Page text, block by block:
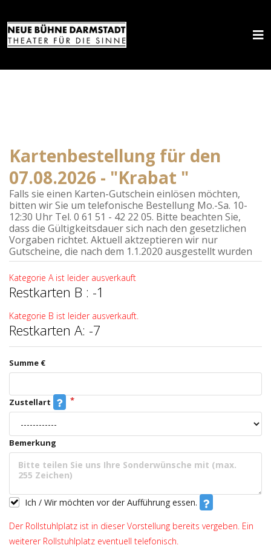
Kartenbestellung für den
07.08.2026 - "Krabat "
Falls sie einen Karten-Gutschein einlösen möchten,
bitten wir Sie um telefonische Bestellung Mo.-Sa. 10-
12:30 Uhr Tel. 0 61 51 - 42 22 05. Bitte beachten Sie,
dass die Gültigkeitsdauer sich nach den gesetzlichen
Vorgaben richtet. Aktuell aktzeptieren wir nur
Gutscheine, die nach dem 1.1.2020 ausgestellt wurden
Kategorie A ist leider ausverkauft
Restkarten B : -1
Kategorie B ist leider ausverkauft.
Restkarten A: -7
Summe €
Zustellart
Bemerkung
Ich / Wir möchten vor der Aufführung essen.
Der Rollstuhlplatz ist in dieser Vorstellung bereits vergeben. Ein
weiterer Rollstuhlplatz eventuell telefonisch.